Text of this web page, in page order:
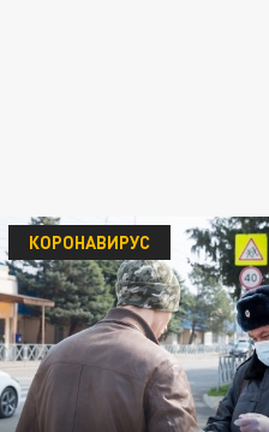
КОРОНАВИРУС